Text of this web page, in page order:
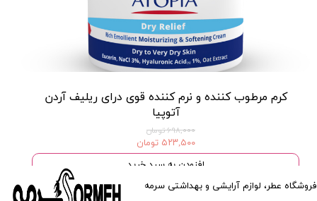
کرم مرطوب کننده و نرم کننده قوی درای ریلیف آردن
آتوپیا
۶۹۸,۰۰۰ تومان
۵۲۳,۵۰۰ تومان
افزودن به سبد خرید
فروشگاه عطر، لوازم آرایشی و بهداشتی سرمه